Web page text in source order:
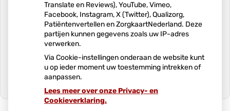
U heeft geen toestemming gegeven
voorexterne inhoud
te zien.
Cookie-instellingen wijzigen
Translate en Reviews), YouTube, Vimeo,
Facebook, Instagram, X (Twitter), Qualizorg,
Patiëntenvertellen en ZorgkaartNederland. Deze
partijen kunnen gegevens zoals uw IP-adres
verwerken.
Via Cookie-instellingen onderaan de website kunt
u op ieder moment uw toestemming intrekken of
aanpassen.
Lees meer over onze Privacy- en
Cookieverklaring.